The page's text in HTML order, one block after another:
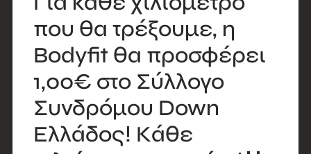
που θα τρέξουμε, η
Bodyfit θα προσφέρει
1,00€ στο Σύλλογο
Συνδρόμου Down
Ελλάδος! Κάθε